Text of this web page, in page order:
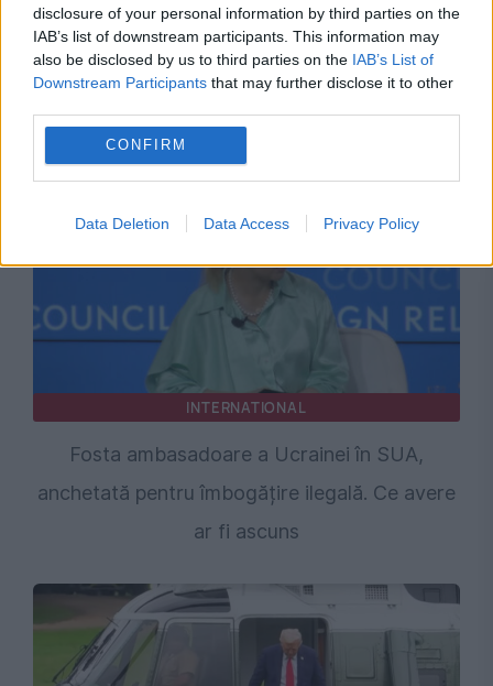
disclosure of your personal information by third parties on the
IAB’s list of downstream participants. This information may
also be disclosed by us to third parties on the IAB’s List of
Downstream Participants that may further disclose it to other
CONFIRM
Data Deletion Data Access Privacy Policy
POLITICA
Sorin Grindeanu: Parlamentul a evitat
pierderea a 5,8 miliarde de euro din PNRR și a
deblocat 16,7 miliarde din SAFE
INTERNATIONAL
Fosta ambasadoare a Ucrainei în SUA,
anchetată pentru îmbogățire ilegală. Ce avere
ar fi ascuns